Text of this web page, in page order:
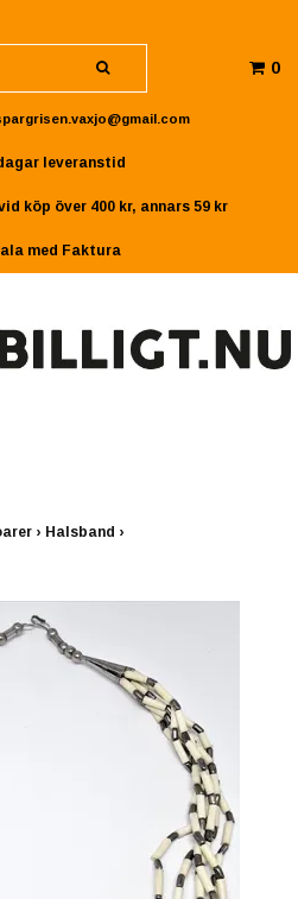
0
leveranstid
köp över 400 kr, annars 59 kr
med Faktura
› Halsband ›